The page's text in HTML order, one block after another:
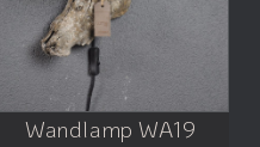
Wandlamp WA19